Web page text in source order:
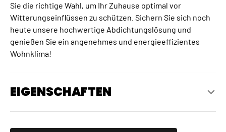
Sie die richtige Wahl, um Ihr Zuhause optimal vor
Witterungseinflüssen zu schützen. Sichern Sie sich noch
heute unsere hochwertige Abdichtungslösung und
genießen Sie ein angenehmes und energieeffizientes
Wohnklima!
EIGENSCHAFTEN